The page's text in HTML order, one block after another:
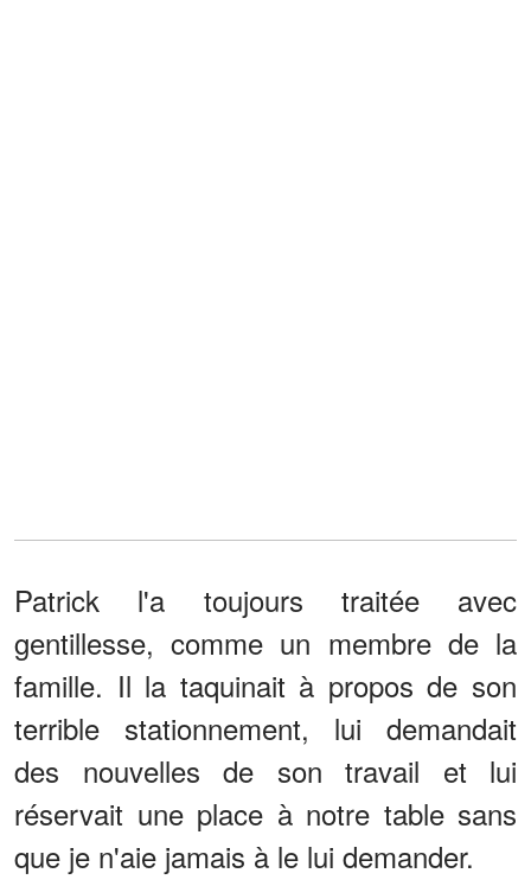
Patrick l'a toujours traitée avec
gentillesse, comme un membre de la
famille. Il la taquinait à propos de son
terrible stationnement, lui demandait
des nouvelles de son travail et lui
réservait une place à notre table sans
que je n'aie jamais à le lui demander.